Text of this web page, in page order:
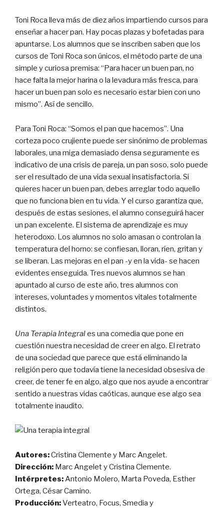
Toni Roca lleva más de diez años impartiendo cursos para
enseñar a hacer pan. Hay pocas plazas y bofetadas para
apuntarse. Los alumnos que se inscriben saben que los
cursos de Toni Roca son únicos, el método parte de una
simple y curiosa premisa: “Para hacer un buen pan, no
hace falta la mejor harina o la levadura más fresca, para
hacer un buen pan solo es necesario estar bien con uno
mismo”. Así de sencillo.
Para Toni Roca: “Somos el pan que hacemos”. Una
corteza poco crujiente puede ser sinónimo de problemas
laborales, una miga demasiado densa seguramente es
indicativo de una crisis de pareja, un pan soso, solo puede
ser el resultado de una vida sexual insatisfactoria. Si
quieres hacer un buen pan, debes arreglar todo aquello
que no funciona bien en tu vida. Y el curso garantiza que,
después de estas sesiones, el alumno conseguirá hacer
un pan excelente. El sistema de aprendizaje es muy
heterodoxo. Los alumnos no solo amasan o controlan la
temperatura del horno: se confiesan, lloran, ríen, gritan y
se liberan. Las mejoras en el pan -y en la vida- se hacen
evidentes enseguida. Tres nuevos alumnos se han
apuntado al curso de este año, tres alumnos con
intereses, voluntades y momentos vitales totalmente
distintos.
Una Terapia Integrales una comedia que pone en
cuestión nuestra necesidad de creer en algo. El retrato
de una sociedad que parece que está eliminando la
religión pero que todavía tiene la necesidad obsesiva de
creer, de tener fe en algo, algo que nos ayude a encontrar
sentido a nuestras vidas caóticas, aunque ese algo sea
totalmente inaudito.
Autores:Cristina Clemente y Marc Angelet.
Dirección: Marc Angelet y Cristina Clemente.
Intérpretes: Antonio Molero, Marta Poveda, Esther
Ortega, César Camino.
Producción:Verteatro, Focus, Smedia y